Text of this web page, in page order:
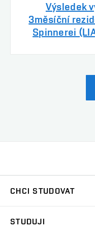
Výsledek
3měsíční
Spinnerei
CHCI STUDOVAT
STUDUJI